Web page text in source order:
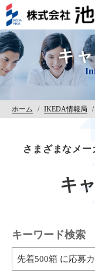
キ
ホーム / IKEDA情報局 /
さまざまなメ
キ
キーワード検索